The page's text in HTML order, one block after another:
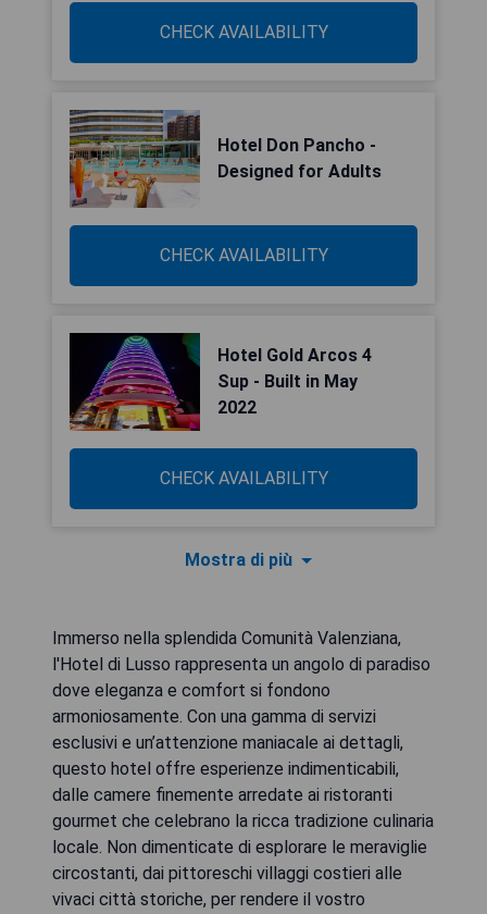
CHECK AVAILABILITY
Hotel Don Pancho -
Designed for Adults
CHECK AVAILABILITY
Hotel Gold Arcos 4
Sup - Built in May
2022
CHECK AVAILABILITY
Mostra di più
Immerso nella splendida Comunità Valenziana,
l'Hotel di Lusso rappresenta un angolo di paradiso
dove eleganza e comfort si fondono
armoniosamente. Con una gamma di servizi
esclusivi e un’attenzione maniacale ai dettagli,
questo hotel offre esperienze indimenticabili,
dalle camere finemente arredate ai ristoranti
gourmet che celebrano la ricca tradizione culinaria
locale. Non dimenticate di esplorare le meraviglie
circostanti, dai pittoreschi villaggi costieri alle
vivaci città storiche, per rendere il vostro